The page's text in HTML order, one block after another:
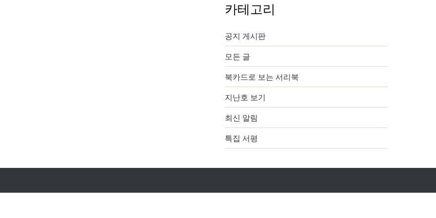
카테고리
공지 게시판
모든 글
북카드로 보는 서리북
지난호 보기
최신 알림
특집 서평